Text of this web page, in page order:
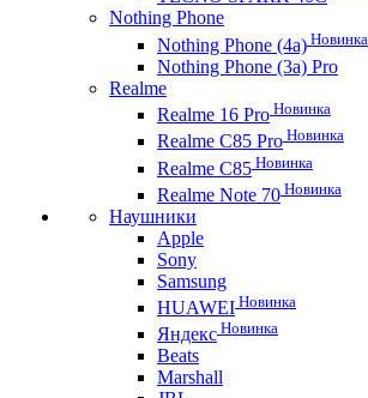
Nothing Phone
Nothing Phone (4a) Новинка
Nothing Phone (3a) Pro
Realme
Realme 16 Pro Новинка
Realme C85 Pro Новинка
Realme C85 Новинка
Realme Note 70 Новинка
Наушники
Apple
Sony
Samsung
HUAWEI Новинка
Яндекс Новинка
Beats
Marshall